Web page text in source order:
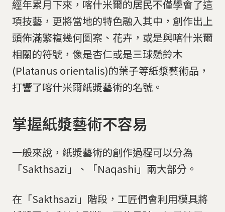
經年累月下來，喀什米爾的居民不僅學會了這
項技藝，更將當地的特色融入其中，創作出上
頭佈滿繁複幾何圖案、花卉，或是與喀什米爾
相關的符號，像是杏仁或是三球懸鈴木
(Platanus orientalis)的葉子等紙漿藝術品，
打響了喀什米爾紙漿藝術的名號。
掌握紙漿藝術不容易
一般來說，紙漿藝術的創作過程可以分為
「Sakthsazi」、「Naqashi」兩大部分。
在「Sakthsazi」階段，工匠們會利用模具將